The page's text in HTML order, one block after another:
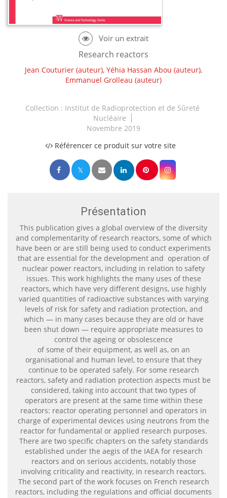
Research reactors
Jean Couturier (auteur), Yéhia Hassan Abou (auteur),
Emmanuel Grolleau (auteur)
Collection : Institut de Radioprotection et de Sûreté
Nucléaire
Novembre 2019
Référencer ce produit sur votre site
Présentation
This publication gives a global overview of the diversity
and complementarity of research reactors, some of which
have been or are still being used to conduct experiments
that are essential for the development and operation of
nuclear power reactors, including in relation to safety
issues. This work highlights the many uses of these
reactors, which have very different designs, use highly
varied quantities of radioactive substances with varying
levels of risk for safety and radiation protection, and
which — in many cases because they are old or have
been shut down — require appropriate measures to
control the ageing or obsolescence
of some of their equipment, as well as, on an
organisational and human level, to ensure that they
continue to be operated safely. For some research
reactors, safety and radiation protection aspects must be
considered, taking into account that two types of
operators are present at the same time within these
reactors: reactor operating personnel and operators in
charge of experimental devices using neutrons from the
reactor for fundamental or applied research purposes.
There are two specific chapters on the safety standards
established under the aegis of the IAEA for research
reactors and on serious accidents, notably those
involving criticality and reactivity, in research reactors.
The second part of the work focuses on French research
reactors, including the regulations and official documents